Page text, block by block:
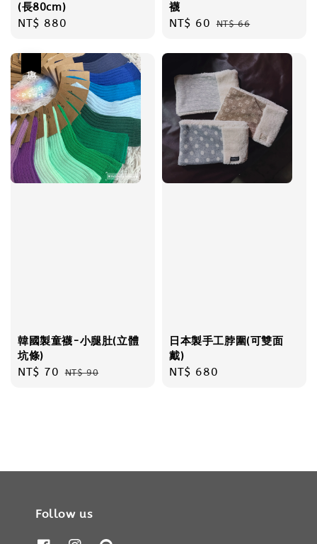
(長80cm)
Regular
NT$ 880
襪
Sale
NT$ 60 Regular
NT$ 66
韓國製童襪-小腿肚(立體
坑條)
Sale
NT$ 70 Regular
NT$ 90
日本製手工脖圍(可雙面
戴)
Regular
NT$ 680
Follow us